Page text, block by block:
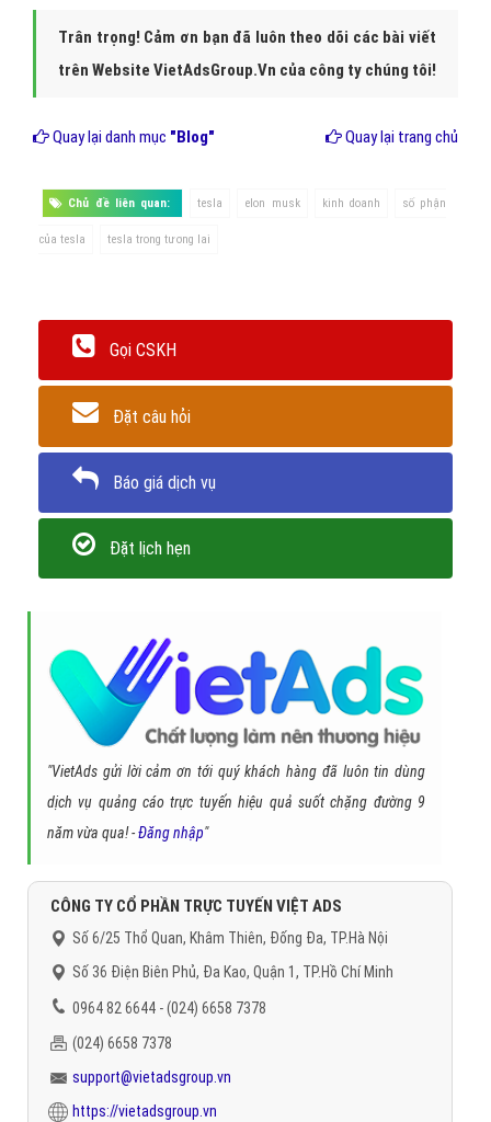
Trân trọng! Cảm ơn bạn đã luôn theo dõi các bài viết
trên Website VietAdsGroup.Vn của công ty chúng tôi!
Quay lại danh mục "Blog" Quay lại trang chủ
Chủ đề liên quan: tesla elon musk kinh doanh số phận
của tesla tesla trong tương lai
Gọi CSKH
Đặt câu hỏi
Báo giá dịch vụ
Đặt lịch hẹn
"VietAds gửi lời cảm ơn tới quý khách hàng đã luôn tin dùng
dịch vụ quảng cáo trực tuyến hiệu quả suốt chặng đường 9
năm vừa qua! -Đăng nhập"
CÔNG TY CỔ PHẦN TRỰC TUYẾN VIỆT ADS
Số 6/25 Thổ Quan, Khâm Thiên, Đống Đa, TP.Hà Nội
Số 36 Điện Biên Phủ, Đa Kao, Quận 1, TP.Hồ Chí Minh
0964 82 6644 - (024) 6658 7378
(024) 6658 7378
support@vietadsgroup.vn
https://vietadsgroup.vn